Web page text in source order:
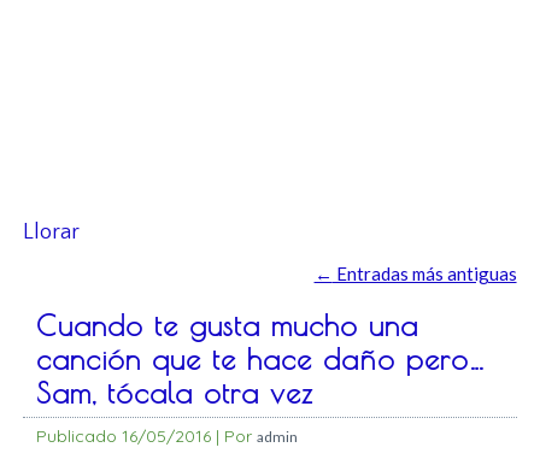
Llorar
← Entradas más antiguas
Cuando te gusta mucho una
canción que te hace daño pero…
Sam, tócala otra vez
Publicado 16/05/2016 | Por admin